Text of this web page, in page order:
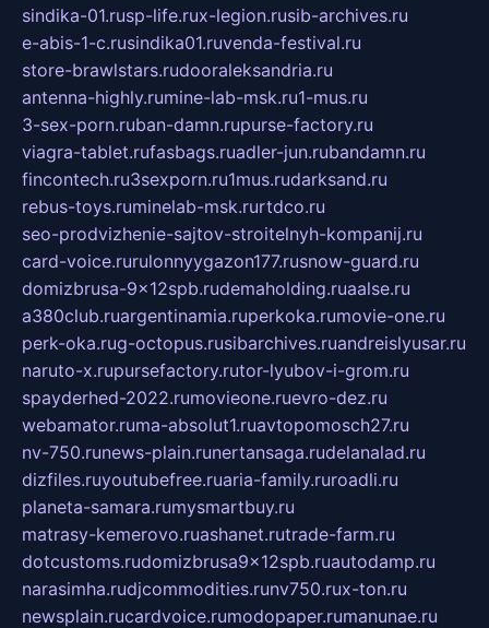
sindika-01.rusp-life.rux-legion.rusib-archives.ru
e-abis-1-c.rusindika01.ruvenda-festival.ru
store-brawlstars.rudooraleksandria.ru
antenna-highly.rumine-lab-msk.ru1-mus.ru
3-sex-porn.ruban-damn.rupurse-factory.ru
viagra-tablet.rufasbags.ruadler-jun.rubandamn.ru
fincontech.ru3sexporn.ru1mus.rudarksand.ru
rebus-toys.ruminelab-msk.rurtdco.ru
seo-prodvizhenie-sajtov-stroitelnyh-kompanij.ru
card-voice.rurulonnyygazon177.rusnow-guard.ru
domizbrusa-9x12spb.rudemaholding.ruaalse.ru
a380club.ruargentinamia.ruperkoka.rumovie-one.ru
perk-oka.rug-octopus.rusibarchives.ruandreislyusar.ru
naruto-x.rupursefactory.rutor-lyubov-i-grom.ru
spayderhed-2022.rumovieone.ruevro-dez.ru
webamator.ruma-absolut1.ruavtopomosch27.ru
nv-750.runews-plain.runertansaga.rudelanalad.ru
dizfiles.ruyoutubefree.ruaria-family.ruroadli.ru
planeta-samara.rumysmartbuy.ru
matrasy-kemerovo.ruashanet.rutrade-farm.ru
dotcustoms.rudomizbrusa9x12spb.ruautodamp.ru
narasimha.rudjcommodities.runv750.rux-ton.ru
newsplain.rucardvoice.rumodopaper.rumanunae.ru